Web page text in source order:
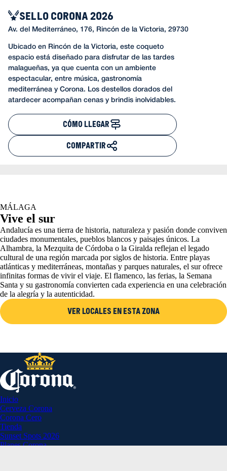
SELLO CORONA 2026
Av. del Mediterráneo, 176, Rincón de la Victoria, 29730
Ubicado en Rincón de la Victoria, este coqueto
espacio está diseñado para disfrutar de las tardes
malagueñas, ya que cuenta con un ambiente
espectacular, entre música, gastronomía
mediterránea y Corona. Los destellos dorados del
atardecer acompañan cenas y brindis inolvidables.
CÓMO LLEGAR
COMPARTIR
MÁLAGA
Vive el sur
Andalucía es una tierra de historia, naturaleza y pasión donde conviven
ciudades monumentales, pueblos blancos y paisajes únicos. La
Alhambra, la Mezquita de Córdoba o la Giralda reflejan el legado
cultural de una región marcada por siglos de historia. Entre playas
atlánticas y mediterráneas, montañas y parques naturales, el sur ofrece
infinitas formas de vivir el viaje. El flamenco, las ferias, la Semana
Santa y su gastronomía convierten cada experiencia en una celebración
de la alegría y la autenticidad.
VER LOCALES EN ESTA ZONA
Inicio
Cerveza Corona
Corona Cero
Tienda
Sunset Spots 2026
Planes Corona